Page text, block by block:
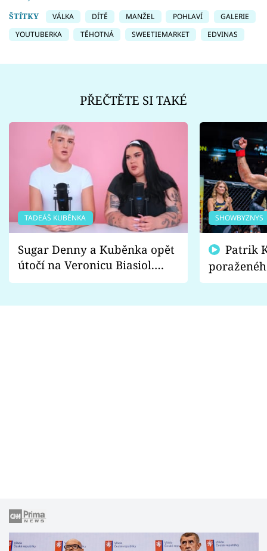
ŠTÍTKY
VÁLKA DÍTĚ MANŽEL POHLAVÍ
GALERIE
YOUTUBERKA
TĚHOTNÁ SWEETIEMARKET EDVINAS
PŘEČTĚTE SI TAKÉ
TADEÁŠ KUBĚNKA
Sugar Denny a Kuběnka opět
útočí na Veronicu Biasiol.
Proč je podle nich falešná a
SHOWBYZNYS
fanoušci